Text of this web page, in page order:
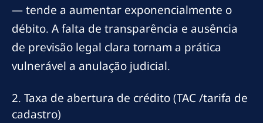
— tende a aumentar exponencialmente o
débito. A falta de transparência e ausência
de previsão legal clara tornam a prática
vulnerável a anulação judicial.
2. Taxa de abertura de crédito (TAC /tarifa de
cadastro)